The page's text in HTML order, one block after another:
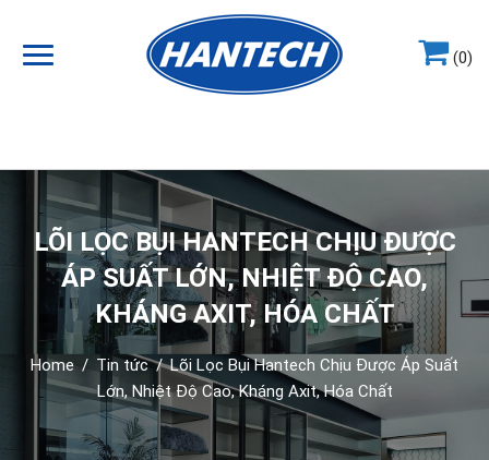
(0)
LÕI LỌC BỤI HANTECH CHỊU ĐƯỢC
ÁP SUẤT LỚN, NHIỆT ĐỘ CAO,
KHÁNG AXIT, HÓA CHẤT
Home / Tin tức / Lõi Lọc Bụi Hantech Chịu Được Áp Suất
Lớn, Nhiệt Độ Cao, Kháng Axit, Hóa Chất